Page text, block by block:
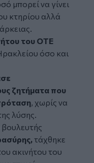
μπορεί να γίνει
κτηρίου αλλά
του ΟΤΕ
όσο και
ζητήματα που
, χωρίς να
λύσης.
βουλευτής
τάχθηκε
ακινήτου του